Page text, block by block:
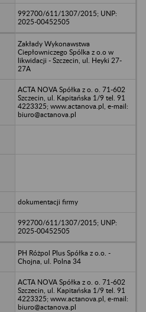
992700/611/1307/2015; UNP:
2025-00452505
Zakłady Wykonawstwa
Ciepłowniczego Spólka z o.o w
likwidacji - Szczecin, ul. Heyki 27-
27A
ACTA NOVA Spółka z o. o. 71-602
Szczecin, ul. Kapitańska 1/9 tel. 91
4223325; www.actanova.pl, e-mail:
biuro@actanova.pl
dokumentacji firmy
992700/611/1307/2015; UNP:
2025-00452505
PH Różpol Plus Spółka z o.o. -
Chojna, ul. Polna 34
ACTA NOVA Spółka z o. o. 71-602
Szczecin, ul. Kapitańska 1/9 tel. 91
4223325; www.actanova.pl, e-mail:
biuro@actanova.pl